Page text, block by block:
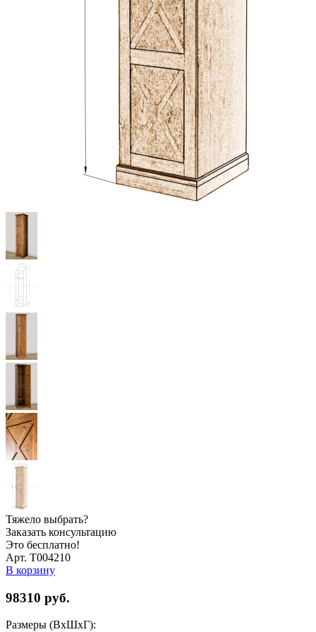
Тяжело выбрать?
Заказать консультацию
Это бесплатно!
Арт. Т004210
В корзину
98310 руб.
Размеры (ВхШхГ):